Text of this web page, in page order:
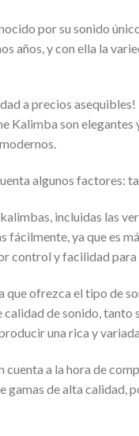
por su sonido
años, y con ella la
a precios
Kalimba son elegantes
algunos factores:
incluidas las
ya que es
control y facilidad
ofrezca el tipo de
de sonido,
una rica y
a la hora de
de alta calidad,